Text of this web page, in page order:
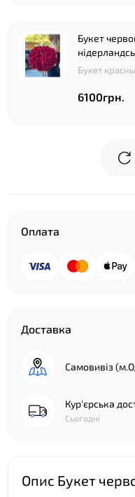
Букет
Букет
6100грн.
Оплата
Доставка
Самовивіз
Кур'єрська
Сьогодні
Опис Букет